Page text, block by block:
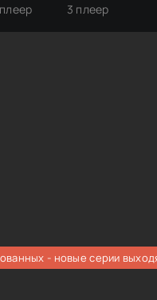
3 плеер
- новые серии